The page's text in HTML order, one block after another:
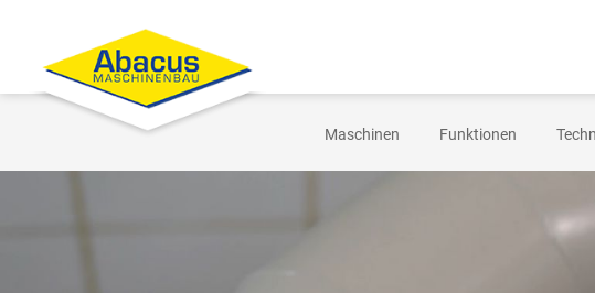
Maschinen Funktionen